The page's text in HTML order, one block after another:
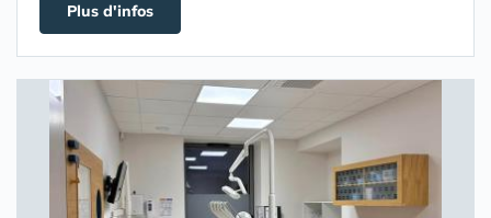
Plus d'infos